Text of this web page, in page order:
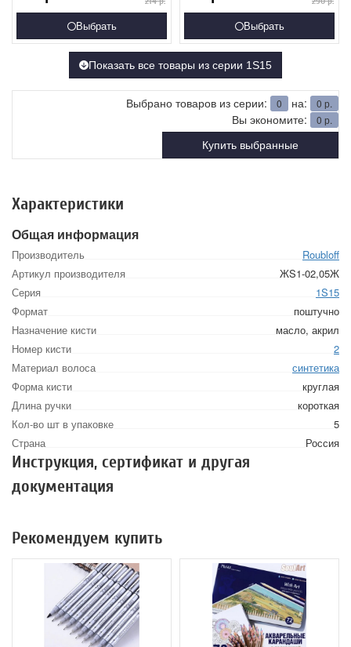
Выбрать Выбрать
Показать все товары из серии 1S15
Выбрано товаров из серии: 0 на: 0 р.
Вы экономите: 0 р.
Купить выбранные
Характеристики
Общая информация
Производитель
Roubloff
Артикул производителя
ЖS1-02,05Ж
Серия
1S15
Формат
поштучно
Назначение кисти
масло, акрил
Номер кисти
2
Материал волоса
синтетика
Форма кисти
круглая
Длина ручки
короткая
Кол-во шт в упаковке
5
Страна
Россия
Инструкция, сертификат и другая
документация
Рекомендуем купить